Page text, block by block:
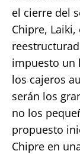
el cierre del
Chipre,
impuesto un
los cajeros
serán los
no los
propuesto
Chipre en